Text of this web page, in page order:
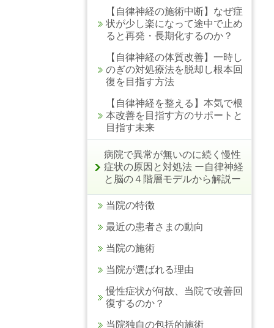
【自律神経の施術中断】なぜ症
状が少し楽になって途中で止め
ると再発・長期化するのか？
【自律神経の体質改善】一時し
のぎの対処療法を脱却し根本回
復を目指す方法
【自律神経を整える】本気で根
本改善を目指す方のサポートと
目指す未来
病院で異常が無いのに続く慢性
症状の原因と対処法 ー自律神経
と脳の４階層モデルから解説ー
当院の特徴
最近の患者さまの動向
当院の施術
当院が選ばれる理由
慢性症状が何故、当院で改善回
復するのか？
当院独自の包括的施術